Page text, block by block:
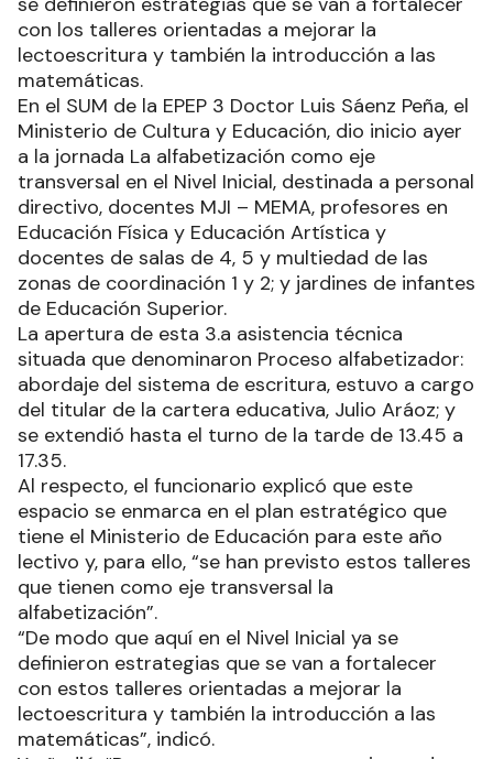
con los talleres orientadas a mejorar la
lectoescritura y también la introducción a las
matemáticas.
En el SUM de la EPEP 3 Doctor Luis Sáenz Peña, el
Ministerio de Cultura y Educación, dio inicio ayer
a la jornada La alfabetización como eje
transversal en el Nivel Inicial, destinada a personal
directivo, docentes MJI – MEMA, profesores en
Educación Física y Educación Artística y
docentes de salas de 4, 5 y multiedad de las
zonas de coordinación 1 y 2; y jardines de infantes
de Educación Superior.
La apertura de esta 3.a asistencia técnica
situada que denominaron Proceso alfabetizador:
abordaje del sistema de escritura, estuvo a cargo
del titular de la cartera educativa, Julio Aráoz; y
se extendió hasta el turno de la tarde de 13.45 a
17.35.
Al respecto, el funcionario explicó que este
espacio se enmarca en el plan estratégico que
tiene el Ministerio de Educación para este año
lectivo y, para ello, “se han previsto estos talleres
que tienen como eje transversal la
alfabetización”.
“De modo que aquí en el Nivel Inicial ya se
definieron estrategias que se van a fortalecer
con estos talleres orientadas a mejorar la
lectoescritura y también la introducción a las
matemáticas”, indicó.